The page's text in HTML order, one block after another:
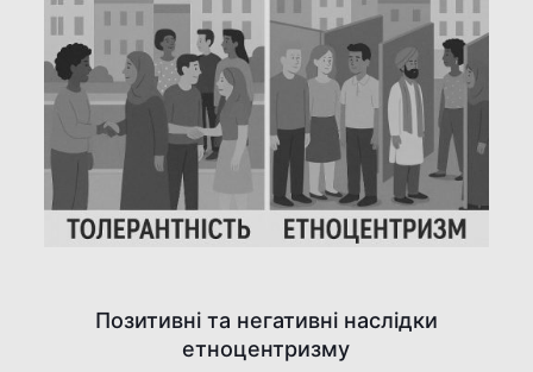
Позитивні та негативні наслідки
етноцентризму